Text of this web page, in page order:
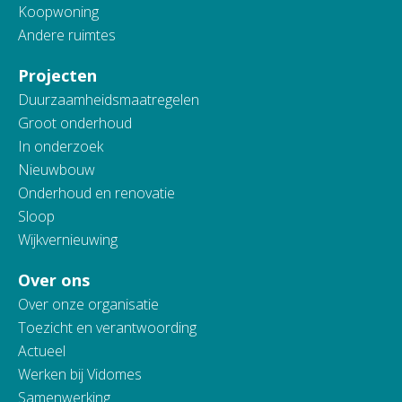
Koopwoning
Andere ruimtes
Projecten
Duurzaamheidsmaatregelen
Groot onderhoud
In onderzoek
Nieuwbouw
Onderhoud en renovatie
Sloop
Wijkvernieuwing
Over ons
Over onze organisatie
Toezicht en verantwoording
Actueel
Werken bij Vidomes
Samenwerking